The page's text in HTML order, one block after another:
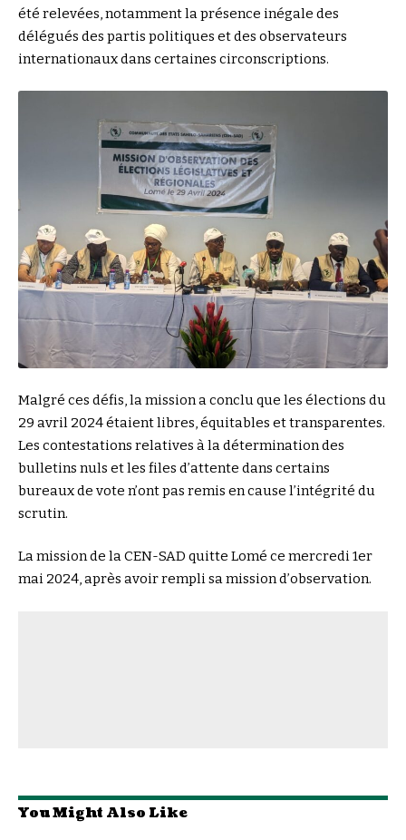
été relevées, notamment la présence inégale des
délégués des partis politiques et des observateurs
internationaux dans certaines circonscriptions.
Malgré ces défis, la mission a conclu que les élections du
29 avril 2024 étaient libres, équitables et transparentes.
Les contestations relatives à la détermination des
bulletins nuls et les files d’attente dans certains
bureaux de vote n’ont pas remis en cause l’intégrité du
scrutin.
La mission de la CEN-SAD quitte Lomé ce mercredi 1er
mai 2024, après avoir rempli sa mission d’observation.
You Might Also Like